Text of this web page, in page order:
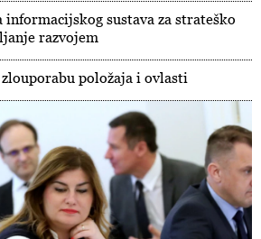
informacijskog sustava za strateško
razvojem
zlouporabu položaja i ovlasti